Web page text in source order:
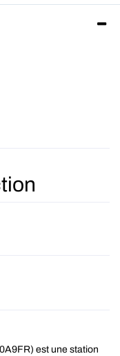
est une station